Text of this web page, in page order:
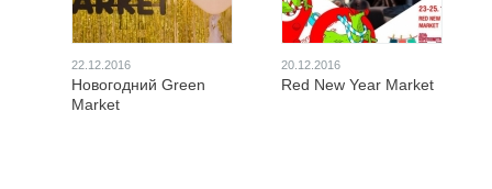
22.12.2016
Новогодний Green
Market
20.12.2016
Red New Year Market